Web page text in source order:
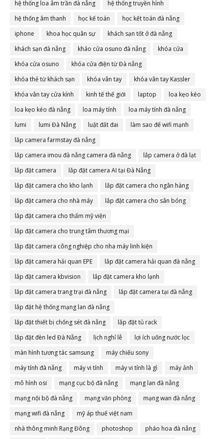
hệ thống loa âm trần đà nẵng
hệ thống truyền hình
hệ thống âm thanh
học kế toán
học kết toán đà nẵng
iphone
khoa học quân sự
khách sạn tốt ở đà nẵng
khách sạn đà nẵng
kháo cửa osuno đà nẵng
khóa cửa
khóa cửa osuno
khóa cửa điện từ Đà nẵng
khóa thẻ từ khách sạn
khóa vân tay
khóa vân tay Kassler
khóa vân tay cửa kính
kinh tế thế giới laptop
loa kẹo kéo
loa kẹo kéo đà nẵng
loa máy tính
loa máy tính đà nẵng
lumi
lumi Đà Nẵng luật đất đai
làm sao để wifi mạnh
lắp camera farmstay đà nẵng
lắp camera imou đà nẵng camera đà nẵng
lắp camera ở đà lạt
lắp đặt camera
lắp đặt camera AI tại Đà Nẵng
lắp đặt camera cho kho lạnh
lắp đặt camera cho ngân hàng
lắp đặt camera cho nhà máy
lắp đặt camera cho sân bóng
lắp đặt camera cho thẩm mỹ viện
lắp đặt camera cho trung tâm thương mại
lắp đặt camera công nghiệp cho nha máy linh kiện
lắp đặt camera hải quan EPE
lắp đặt camera hải quan đà nẵng
lắp đặt camera kbvision
lắp đặt camera kho lạnh
lắp đặt camera trang trại đà nẵng
lắp đặt camera tại đà nẵng
lắp đặt hệ thống mạng lan đà nẵng
lắp đặt thiết bị chống sét đà nẵng
lắp đặt tủ rack
lắp đặt đèn led Đà Nẵng
lịch nghỉ lễ
lợi ích uống nước lọc
màn hình tương tác samsung
máy chiếu sony
máy tính đà nẵng
máy vi tính máy vi tính là gì
máy ảnh
mô hình osi
mạng cục bộ đà nẵng
mạng lan đà nẵng
mạng nội bộ đà nẵng
mạng văn phòng
mạng wan đà nẵng
mạng wifi đà nẵng
mỹ áp thuế việt nam
nhà thông minh Rạng Đông
photoshop
pháo hoa đà nẵng